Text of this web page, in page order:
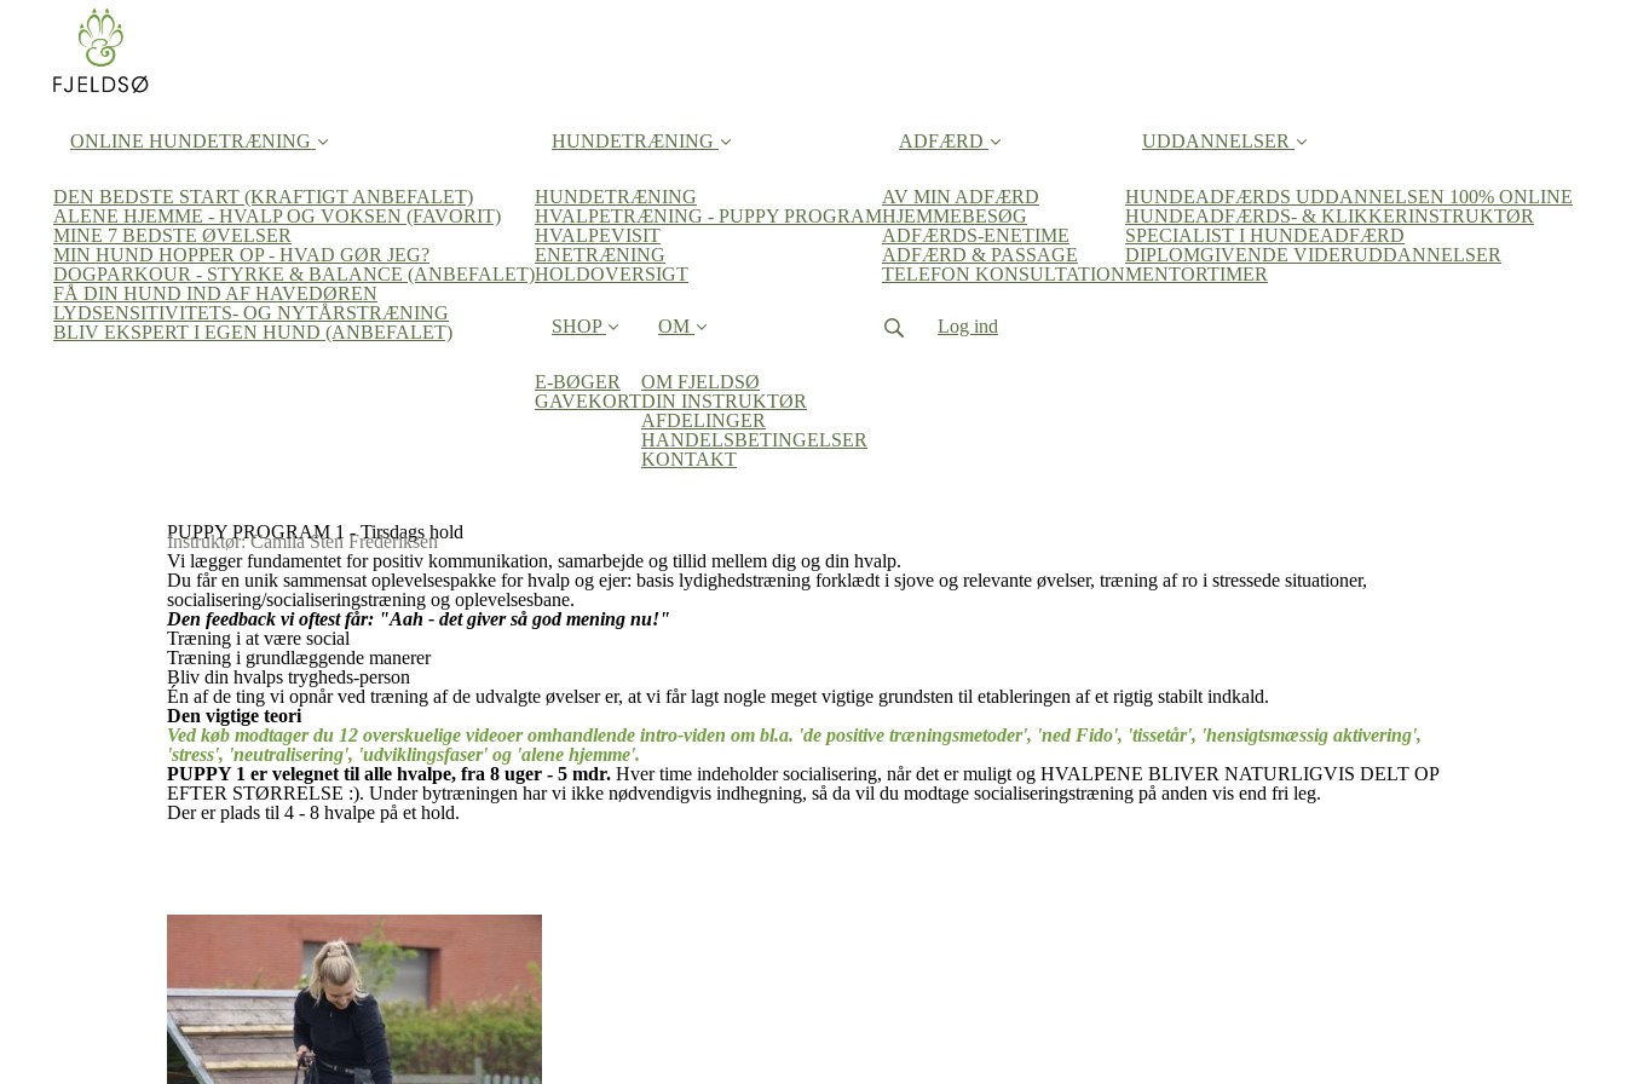
ONLINE HUNDETRÆNING
DEN BEDSTE START (KRAFTIGT ANBEFALET)
ALENE HJEMME - HVALP OG VOKSEN (FAVORIT)
MINE 7 BEDSTE ØVELSER
MIN HUND HOPPER OP - HVAD GØR JEG?
DOGPARKOUR - STYRKE & BALANCE (ANBEFALET)
FÅ DIN HUND IND AF HAVEDØREN
LYDSENSITIVITETS- OG NYTÅRSTRÆNING
BLIV EKSPERT I EGEN HUND (ANBEFALET)
HUNDETRÆNING
HUNDETRÆNING
HVALPETRÆNING - PUPPY PROGRAM
HVALPEVISIT
ENETRÆNING
HOLDOVERSIGT
ADFÆRD
AV MIN ADFÆRD
HJEMMEBESØG
ADFÆRDS-ENETIME
ADFÆRD & PASSAGE
TELEFON KONSULTATION
UDDANNELSER
HUNDEADFÆRDS UDDANNELSEN 100% ONLINE
HUNDEADFÆRDS- & KLIKKERINSTRUKTØR
SPECIALIST I HUNDEADFÆRD
DIPLOMGIVENDE VIDERUDDANNELSER
MENTORTIMER
SHOP
E-BØGER
GAVEKORT
OM
OM FJELDSØ
DIN INSTRUKTØR
AFDELINGER
HANDELSBETINGELSER
KONTAKT
Log ind
PUPPY PROGRAM 1 - Tirsdags hold
Instruktør: Camila Sten Frederiksen
Vi lægger fundamentet for positiv kommunikation, samarbejde og tillid mellem dig og din hvalp.
Du får en unik sammensat oplevelsespakke for hvalp og ejer: basis lydighedstræning forklædt i sjove og relevante øvelser, træning af ro i stressede situationer,
socialisering/socialiseringstræning og oplevelsesbane.
Den feedback vi oftest får: "Aah - det giver så god mening nu!"
Træning i at være social
Træning i grundlæggende manerer
Bliv din hvalps trygheds-person
Én af de ting vi opnår ved træning af de udvalgte øvelser er, at vi får lagt nogle meget vigtige grundsten til etableringen af et rigtig stabilt indkald.
Den vigtige teori
Ved køb modtager du 12 overskuelige videoer omhandlende intro-viden om bl.a. 'de positive træningsmetoder', 'ned Fido', 'tissetår', 'hensigtsmæssig aktivering',
'stress', 'neutralisering', 'udviklingsfaser' og 'alene hjemme'.
PUPPY 1 er velegnet til alle hvalpe, fra 8 uger - 5 mdr. Hver time indeholder socialisering, når det er muligt og HVALPENE BLIVER NATURLIGVIS DELT OP
EFTER STØRRELSE :). Under bytræningen har vi ikke nødvendigvis indhegning, så da vil du modtage socialiseringstræning på anden vis end fri leg.
Der er plads til 4 - 8 hvalpe på et hold.